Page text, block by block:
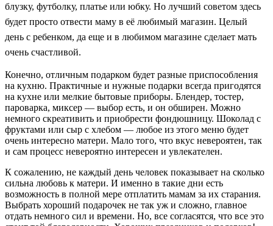
блузку, футболку, платье или юбку. Но лучший советом здесь
будет просто отвести маму в её любимый магазин. Целый
день с ребенком, да еще и в любимом магазине сделает мать
очень счастливой.
Конечно, отличным подарком будет разные приспособления
на кухню. Практичные и нужные подарки всегда пригодятся
на кухне или мелкие бытовые приборы. Блендер, тостер,
пароварка, миксер — выбор есть, и он обширен. Можно
немного скреативить и приобрести фондюшницу. Шоколад с
фруктами или сыр с хлебом — любое из этого меню будет
очень интересно матери. Мало того, что вкус невероятен, так
и сам процесс невероятно интересен и увлекателен.
К сожалению, не каждый день человек показывает на сколько
сильна любовь к матери. И именно в такие дни есть
возможность в полной мере отплатить мамам за их старания.
Выбрать хороший подарочек не так уж и сложно, главное
отдать немного сил и времени. Но, все согласятся, что все это